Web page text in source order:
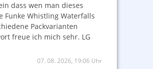
dass wen man dieses
Funke Whistling Waterfalls
Packvarianten
freue ich mich sehr. LG
07. 08. 2026, 19:06 Uhr